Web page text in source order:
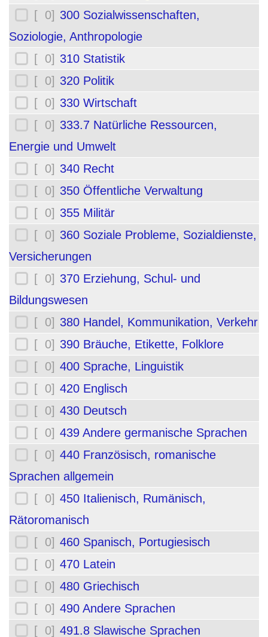
[ 0] 300 Sozialwissenschaften,
Soziologie, Anthropologie
[ 0] 310 Statistik
[ 0] 320 Politik
[ 0] 330 Wirtschaft
[ 0] 333.7 Natürliche Ressourcen,
Energie und Umwelt
[ 0] 340 Recht
[ 0] 350 Öffentliche Verwaltung
[ 0] 355 Militär
[ 0] 360 Soziale Probleme, Sozialdienste,
Versicherungen
[ 0] 370 Erziehung, Schul- und
Bildungswesen
[ 0] 380 Handel, Kommunikation, Verkehr
[ 0] 390 Bräuche, Etikette, Folklore
[ 0] 400 Sprache, Linguistik
[ 0] 420 Englisch
[ 0] 430 Deutsch
[ 0] 439 Andere germanische Sprachen
[ 0] 440 Französisch, romanische
Sprachen allgemein
[ 0] 450 Italienisch, Rumänisch,
Rätoromanisch
[ 0] 460 Spanisch, Portugiesisch
[ 0] 470 Latein
[ 0] 480 Griechisch
[ 0] 490 Andere Sprachen
[ 0] 491.8 Slawische Sprachen